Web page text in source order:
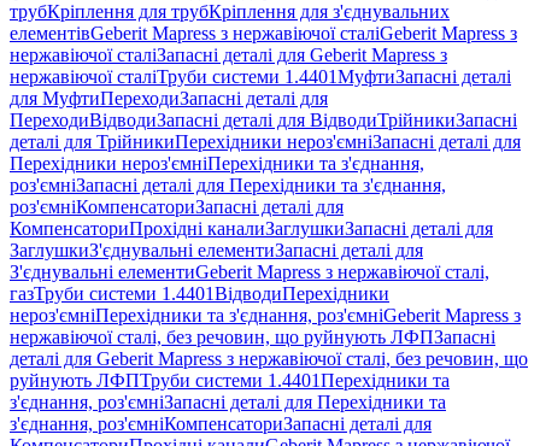
трубКріплення для трубКріплення для з'єднувальних
елементівGeberit Mapress з нержавіючої сталіGeberit Mapress з
нержавіючої сталіЗапасні деталі для Geberit Mapress з
нержавіючої сталіТруби системи 1.4401МуфтиЗапасні деталі
для МуфтиПереходиЗапасні деталі для
ПереходиВідводиЗапасні деталі для ВідводиТрійникиЗапасні
деталі для ТрійникиПерехідники нероз'ємніЗапасні деталі для
Перехідники нероз'ємніПерехідники та з'єднання,
роз'ємніЗапасні деталі для Перехідники та з'єднання,
роз'ємніКомпенсаториЗапасні деталі для
КомпенсаториПрохідні каналиЗаглушкиЗапасні деталі для
ЗаглушкиЗ'єднувальні елементиЗапасні деталі для
З'єднувальні елементиGeberit Mapress з нержавіючої сталі,
газТруби системи 1.4401ВідводиПерехідники
нероз'ємніПерехідники та з'єднання, роз'ємніGeberit Mapress з
нержавіючої сталі, без речовин, що руйнують ЛФПЗапасні
деталі для Geberit Mapress з нержавіючої сталі, без речовин, що
руйнують ЛФПТруби системи 1.4401Перехідники та
з'єднання, роз'ємніЗапасні деталі для Перехідники та
з'єднання, роз'ємніКомпенсаториЗапасні деталі для